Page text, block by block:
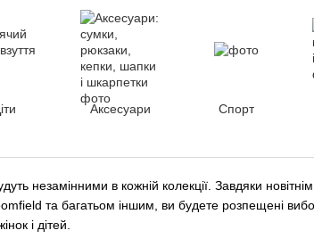
Аксесуари Спорт
незамінними в кожній колекції. Завдяки
та багатьом іншим, ви будете розпещені
і дітей.